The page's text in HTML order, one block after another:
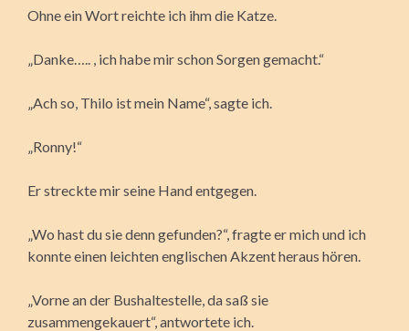
Ohne ein Wort reichte ich ihm die Katze.
„Danke….. , ich habe mir schon Sorgen gemacht.“
„Ach so, Thilo ist mein Name“, sagte ich.
„Ronny!“
Er streckte mir seine Hand entgegen.
„Wo hast du sie denn gefunden?“, fragte er mich und ich
konnte einen leichten englischen Akzent heraus hören.
„Vorne an der Bushaltestelle, da saß sie
zusammengekauert“, antwortete ich.